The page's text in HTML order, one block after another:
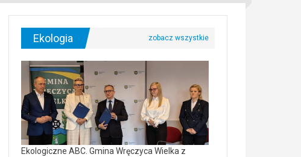
Ekologia
Ekologiczne ABC. Gmina Wręczyca Wielka z